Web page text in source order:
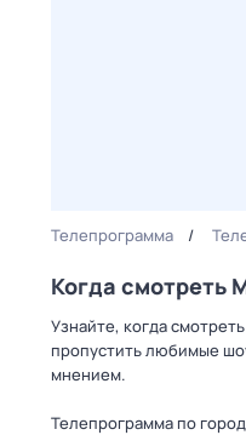
Телепрограмма
Когда смотреть
Узнайте, когда
пропустить любимые
мнением.
Телепрограмма по